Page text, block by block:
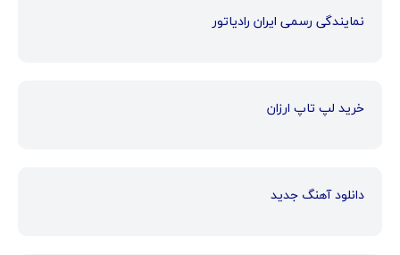
نمایندگی رسمی ایران رادیاتور
خرید لپ تاپ ارزان
دانلود آهنگ جدید